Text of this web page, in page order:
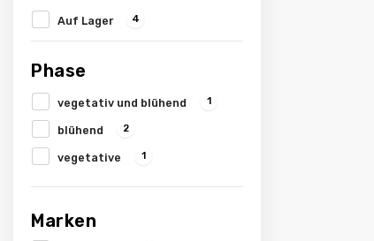
Auf Lager 4
Marken
Phase
vegetativ und blühend 1
blühend 2
vegetative 1